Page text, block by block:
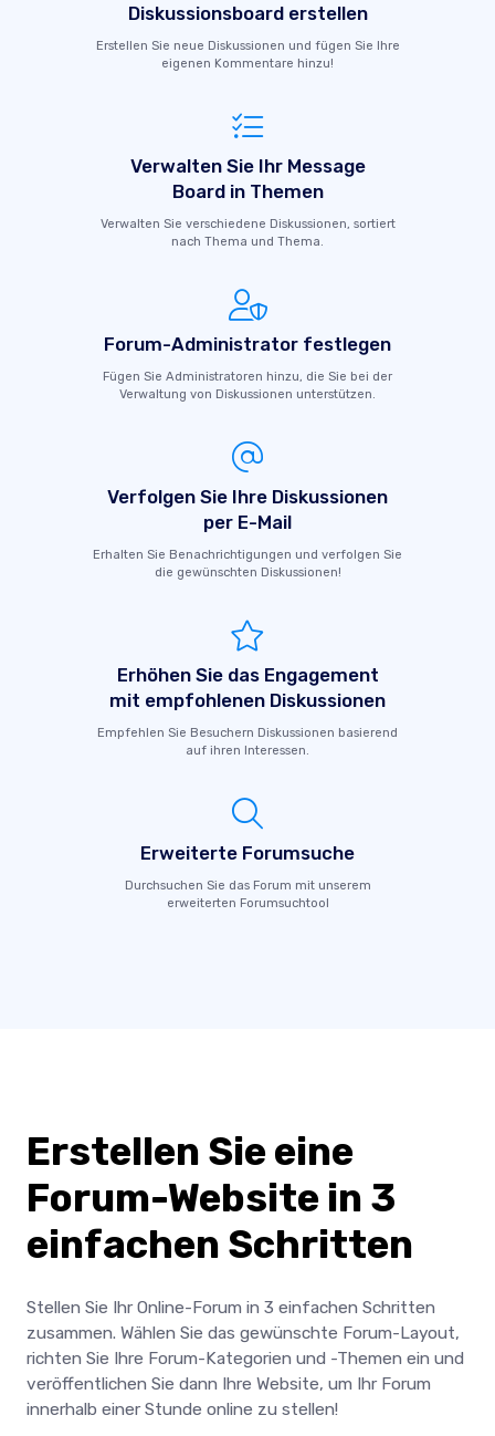
Diskussionsboard erstellen
Erstellen Sie neue Diskussionen und fügen Sie Ihre
eigenen Kommentare hinzu!
Verwalten Sie Ihr Message
Board in Themen
Verwalten Sie verschiedene Diskussionen, sortiert
nach Thema und Thema.
Forum-Administrator festlegen
Fügen Sie Administratoren hinzu, die Sie bei der
Verwaltung von Diskussionen unterstützen.
Verfolgen Sie Ihre Diskussionen
per E-Mail
Erhalten Sie Benachrichtigungen und verfolgen Sie
die gewünschten Diskussionen!
Erhöhen Sie das Engagement
mit empfohlenen Diskussionen
Empfehlen Sie Besuchern Diskussionen basierend
auf ihren Interessen.
Erweiterte Forumsuche
Durchsuchen Sie das Forum mit unserem
erweiterten Forumsuchtool
Erstellen Sie eine
Forum-Website in 3
einfachen Schritten
Stellen Sie Ihr Online-Forum in 3 einfachen Schritten
zusammen. Wählen Sie das gewünschte Forum-Layout,
richten Sie Ihre Forum-Kategorien und -Themen ein und
veröffentlichen Sie dann Ihre Website, um Ihr Forum
innerhalb einer Stunde online zu stellen!